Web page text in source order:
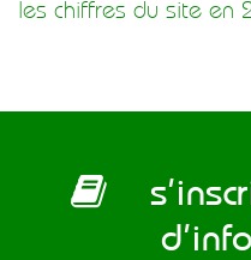
les chiffres du site en